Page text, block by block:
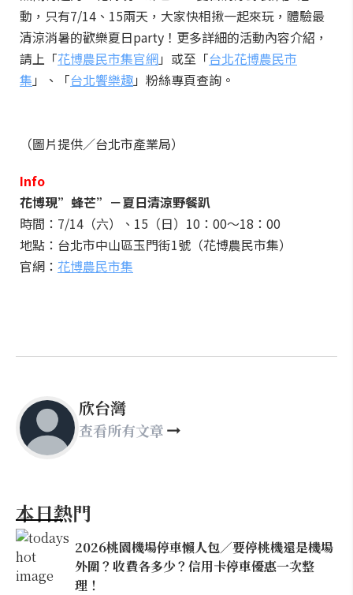
動，只有7/14、15兩天，大家快相揪一起來玩，體驗最
清涼消暑的歡樂夏日party！更多詳細的活動內容介紹，
請上「花博農民市集官網」或至「台北花博農民市
集 」、「台北饗樂趣」粉絲專頁查詢。
（圖片提供／台北市產業局）
Info
花博現”蜂芒”－夏日清涼野餐趴
時間：7/14（六）、15（日）10：00～18：00
地點：台北市中山區玉門街1號（花博農民市集）
官網： 花博農民市集
欣台灣
查看所有文章
本日熱門
2026桃園機場停車懶人包／要停桃機還是機場
外圍？收費各多少？信用卡停車優惠一次整
理！